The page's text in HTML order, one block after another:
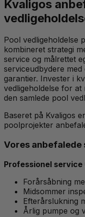
Kvaligos
Pool vedligeholdelse
kombineret strategi
service og målrettet
serviceudbydere
garantier. Invester i
vedligeholdelse for
den samlede pool
Baseret på Kvaligos
poolprojekter
Vores anbefalede
Professionel
Forårsåbning
Midsommer
Efterårslukning
Årlig pumpe og